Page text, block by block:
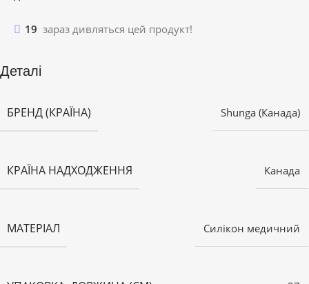
19 зараз дивляться цей продукт!
Деталі
БРЕНД (КРАЇНА) Shunga (Канада)
КРАЇНА НАДХОДЖЕННЯ Канада
МАТЕРІАЛ Силікон медичний